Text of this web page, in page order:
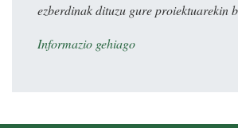
ezberdinak dituzu gure proiektuarekin
Informazio gehiago